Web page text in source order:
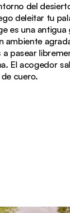
por un
del
deleitar tu
es una antigua
ambiente
pasear
El acogedor
cuero.